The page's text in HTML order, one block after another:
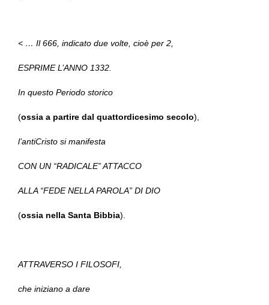
< … Il 666, indicato due volte, cioè per 2,
ESPRIME L’ANNO 1332.
In questo Periodo storico
(ossia a partire dal quattordicesimo secolo),
l’antiCristo si manifesta
CON UN “RADICALE” ATTACCO
ALLA “FEDE NELLA PAROLA” DI DIO
(ossia nella Santa Bibbia).
ATTRAVERSO I FILOSOFI,
che iniziano a dare